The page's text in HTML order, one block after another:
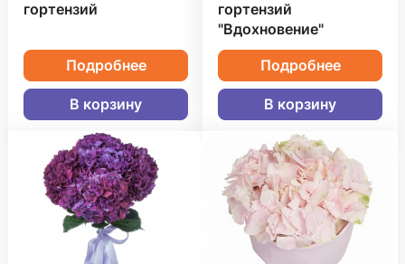
гортензий
Подробнее
В корзину
гортензий
"Вдохновение"
Подробнее
В корзину